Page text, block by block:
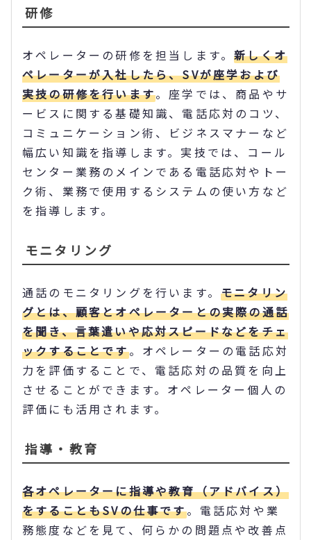
研修
オペレーターの研修を担当します。新しくオ
ペレーターが入社したら、SVが座学および
実技の研修を行います。座学では、商品やサ
ービスに関する基礎知識、電話応対のコツ、
コミュニケーション術、ビジネスマナーなど
幅広い知識を指導します。実技では、コール
センター業務のメインである電話応対やトー
ク術、業務で使用するシステムの使い方など
を指導します。
モニタリング
通話のモニタリングを行います。 モニタリン
グとは、顧客とオペレーターとの実際の通話
を聞き、言葉遣いや応対スピードなどをチェ
ックすることです。オペレーターの電話応対
力を評価することで、電話応対の品質を向上
させることができます。オペレーター個人の
評価にも活用されます。
指導・教育
各オペレーターに指導や教育（アドバイス）
をすることもSVの仕事です。電話応対や業
務態度などを見て、何らかの問題点や改善点